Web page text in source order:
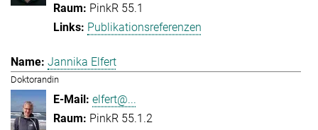
PinkR 55.1
Publikationsreferenzen
Jannika Elfert
Doktorandin
elfert@...
PinkR 55.1.2